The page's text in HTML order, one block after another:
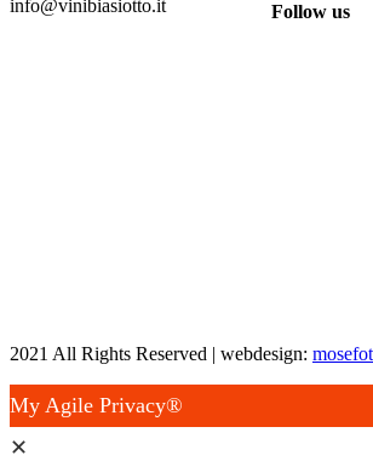
info@vinibiasiotto.it
Follow us
2021 All Rights Reserved | webdesign:
My Agile Privacy®
✕